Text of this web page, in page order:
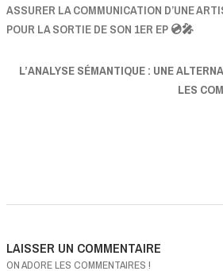
ASSURER LA COMMUNICATION D’UNE
POUR LA SORTIE DE SON 1ER EP 💿🎤
L’ANALYSE SÉMANTIQUE : UNE
LES
LAISSER UN COMMENTAIRE
ON ADORE LES COMMENTAIRES !